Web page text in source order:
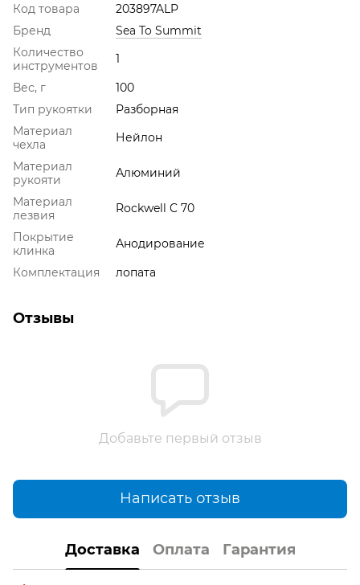
Код товара
203897ALP
Бренд
Sea To Summit
Количество
инструментов
1
Вес, г
100
Тип рукоятки
Разборная
Материал
чехла
Нейлон
Материал
рукояти
Алюминий
Материал
лезвия
Rockwell C 70
Покрытие
клинка
Анодирование
Комплектация
лопата
Отзывы
Добавьте первый отзыв
Написать отзыв
Доставка Оплата Гарантия